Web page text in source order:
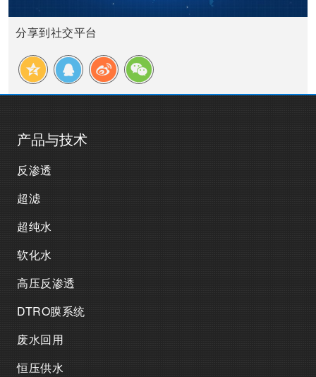
分享到社交平台
产品与技术
反渗透
超滤
超纯水
软化水
高压反渗透
DTRO膜系统
废水回用
恒压供水